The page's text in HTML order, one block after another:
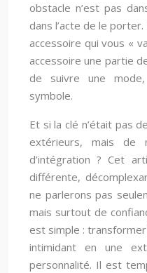
obstacle n’est pas
dans l’acte de le
accessoire qui vous «
accessoire une partie
de suivre une
symbole.
Et si la clé n’était pas
extérieurs, mais de
d’intégration ? Cet
différente,
ne parlerons pas
mais surtout de
est simple : transformer
intimidant en une
personnalité. Il est